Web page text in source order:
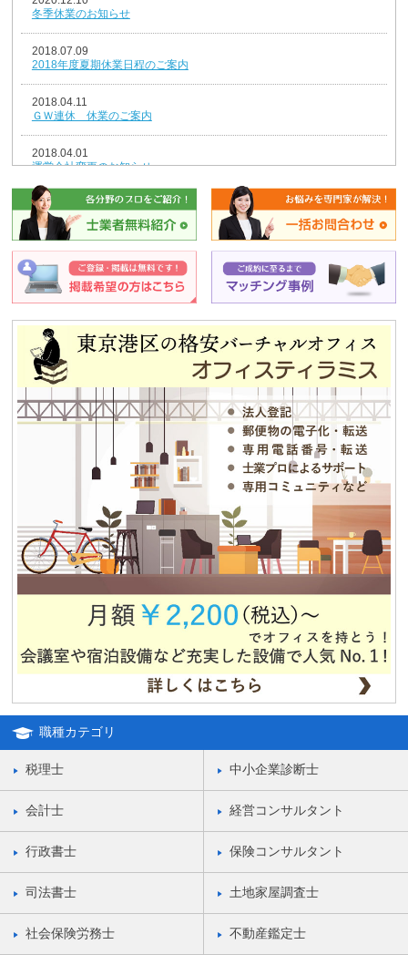
冬季休業のお知らせ
2018.07.09
2018年度夏期休業日程のご案内
2018.04.11
ＧＷ連休 休業のご案内
2018.04.01
運営会社変更のお知らせ
2018.01.04
新年のごあいさつ
2017.12.26
年末年始休業のお知らせ
2014.08.07
夏期休業のお知らせ
2013.12.25
平成25年冬季休暇のお知らせ
2013.08.12
夏期休業のお知らせ
独立・移転をお考えの方、必見！！格安合同貸事務所のご紹介！！
職種カテゴリ
税理士 中小企業診断士
会計士 経営コンサルタント
行政書士 保険コンサルタント
司法書士 土地家屋調査士
社会保険労務士 不動産鑑定士